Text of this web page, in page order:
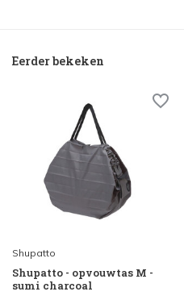
Eerder bekeken
Shupatto
Shupatto - opvouwtas M -
sumi charcoal